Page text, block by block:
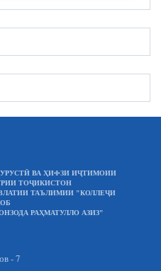
ВА ҲИФЗИ ИҶТИМОИИ
ТОҶИКИСТОН
ТАЪЛИМИИ "КОЛЛЕҶИ
РАҲМАТУЛЛО АЗИЗ"
- 7